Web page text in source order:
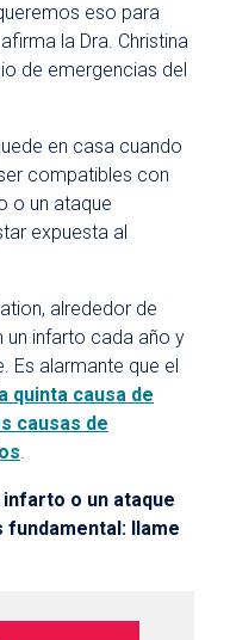
eso para
la Dra. Christina
de emergencias del
en casa cuando
compatibles con
o un ataque
expuesta al
alrededor de
un infarto cada año y
Es alarmante que el
quinta causa de
causas de
.
o un ataque
llame